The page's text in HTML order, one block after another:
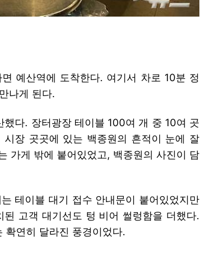
예산역에 도착한다. 여기서 차로 10분 정
나게 된다.
다. 장터광장 테이블 100여 개 중 10여 곳
장 곳곳에 있는 백종원의 흔적이 눈에 잘
가게 밖에 붙어있었고, 백종원의 사진이 담
테이블 대기 접수 안내문이 붙어있었지만
고객 대기선도 텅 비어 썰렁함을 더했다.
확연히 달라진 풍경이었다.